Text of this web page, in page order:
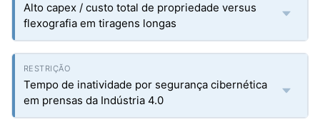
Alto capex / custo total de propriedade versus
flexografia em tiragens longas
Tempo de inatividade por segurança cibernética
em prensas da Indústria 4.0